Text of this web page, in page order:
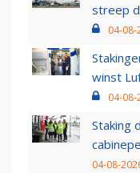
streep
04-08-
winst
04-08-
Staking
04-08-